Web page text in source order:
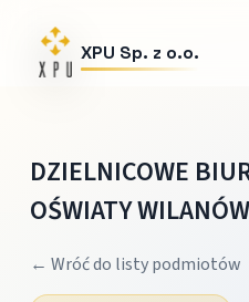
XPU Sp. z o.o.
DZIELNICOWE
OŚWIATY
← Wróć do listy podmiotów